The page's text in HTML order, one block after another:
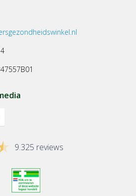
9.325 reviews